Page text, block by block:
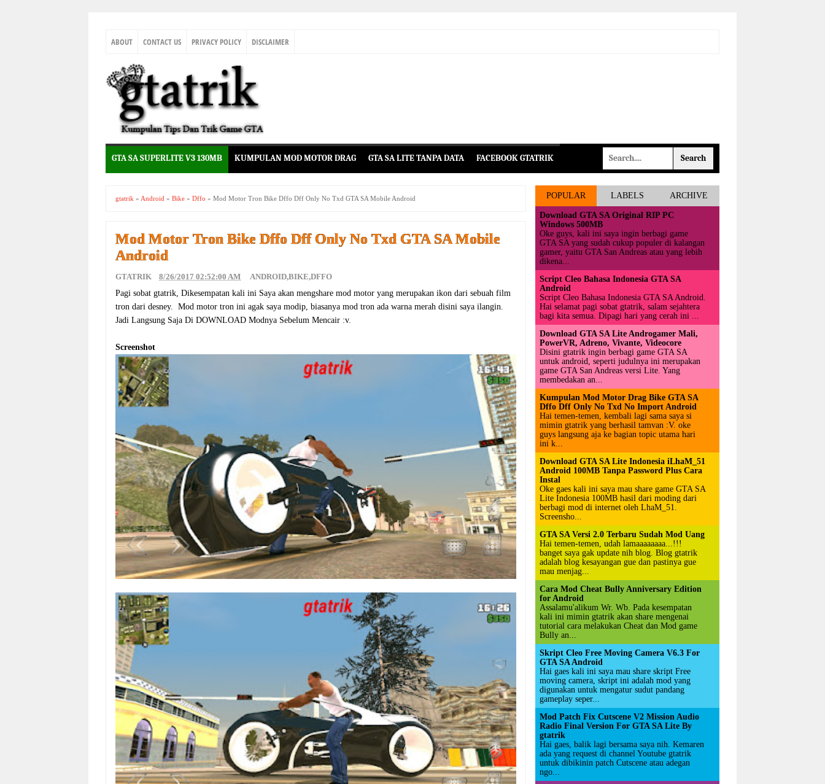
ABOUT CONTACT US PRIVACY POLICY DISCLAIMER
GTA SA SUPERLITE V3 130MB KUMPULAN MOD MOTOR DRAG GTA SA LITE TANPA DATA FACEBOOK GTATRIK
gtatrik » Android » Bike » Dffo » Mod Motor Tron Bike Dffo Dff Only No Txd GTA SA Mobile Android
Mod Motor Tron Bike Dffo Dff Only No Txd GTA SA Mobile
Android
GTATRIK 8/26/2017 02:52:00 AM ANDROID,BIKE,DFFO
Pagi sobat gtatrik, Dikesempatan kali ini Saya akan mengshare mod motor yang merupakan ikon dari sebuah film
tron dari desney. Mod motor tron ini agak saya modip, biasanya mod tron ada warna merah disini saya ilangin.
Jadi Langsung Saja Di DOWNLOAD Modnya Sebelum Mencair :v.
Screenshot
POPULAR
Download GTA SA Original RIP PC
Windows 500MB
Oke guys, kali ini saya ingin berbagi game
GTA SA yang sudah cukup populer di kalangan
gamer, yaitu GTA San Andreas atau yang lebih
dikena...
Script Cleo Bahasa Indonesia GTA SA
Android
Script Cleo Bahasa Indonesia GTA SA Android.
Hai selamat pagi sobat gtatrik, salam sejahtera
bagi kita semua. Dipagi hari yang cerah ini ...
Download GTA SA Lite Androgamer Mali,
PowerVR, Adreno, Vivante, Videocore
Disini gtatrik ingin berbagi game GTA SA
untuk android, seperti judulnya ini merupakan
game GTA San Andreas versi Lite. Yang
membedakan an...
Kumpulan Mod Motor Drag Bike GTA SA
Dffo Dff Only No Txd No Import Android
Hai temen-temen, kembali lagi sama saya si
mimin gtatrik yang berhasil tamvan :V. oke
guys langsung aja ke bagian topic utama hari
ini k...
Download GTA SA Lite Indonesia iLhaM_51
Android 100MB Tanpa Password Plus Cara
Instal
Oke gaes kali ini saya mau share game GTA SA
Lite Indonesia 100MB hasil dari moding dari
berbagi mod di internet oleh LhaM_51.
Screensho...
GTA SA Versi 2.0 Terbaru Sudah Mod Uang
Hai temen-temen, udah lamaaaaaaaa...!!!
banget saya gak update nih blog. Blog gtatrik
adalah blog kesayangan gue dan pastinya gue
mau menjag...
Cara Mod Cheat Bully Anniversary Edition
for Android
Assalamu'alikum Wr. Wb. Pada kesempatan
kali ini mimin gtatrik akan share mengenai
tutorial cara melakukan Cheat dan Mod game
Bully an...
Skript Cleo Free Moving Camera V6.3 For
GTA SA Android
Hai gaes kali ini saya mau share skript Free
moving camera, skript ini adalah mod yang
digunakan untuk mengatur sudut pandang
gameplay seper...
Mod Patch Fix Cutscene V2 Mission Audio
Radio Final Version For GTA SA Lite By
gtatrik
Hai gaes, balik lagi bersama saya nih. Kemaren
ada yang request di channel Youtube gtatrik
untuk dibikinin patch Cutscene atau adegan
ngo...
LABELS ARCHIVE